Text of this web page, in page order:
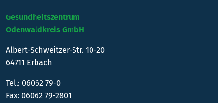
Gesundheitszentrum
Odenwaldkreis GmbH
Albert-Schweitzer-Str. 10-20
64711 Erbach
Tel.: 06062 79-0
Fax: 06062 79-2801